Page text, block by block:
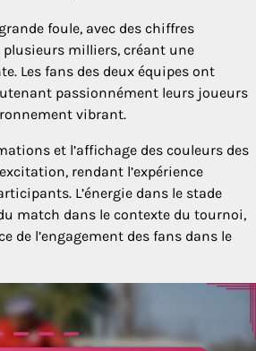
foule, avec des chiffres
milliers, créant une
Les fans des deux équipes ont
passionnément leurs joueurs
vibrant.
et l’affichage des couleurs des
rendant l’expérience
L’énergie dans le stade
match dans le contexte du tournoi,
de l’engagement des fans dans le